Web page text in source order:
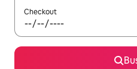
Checkout